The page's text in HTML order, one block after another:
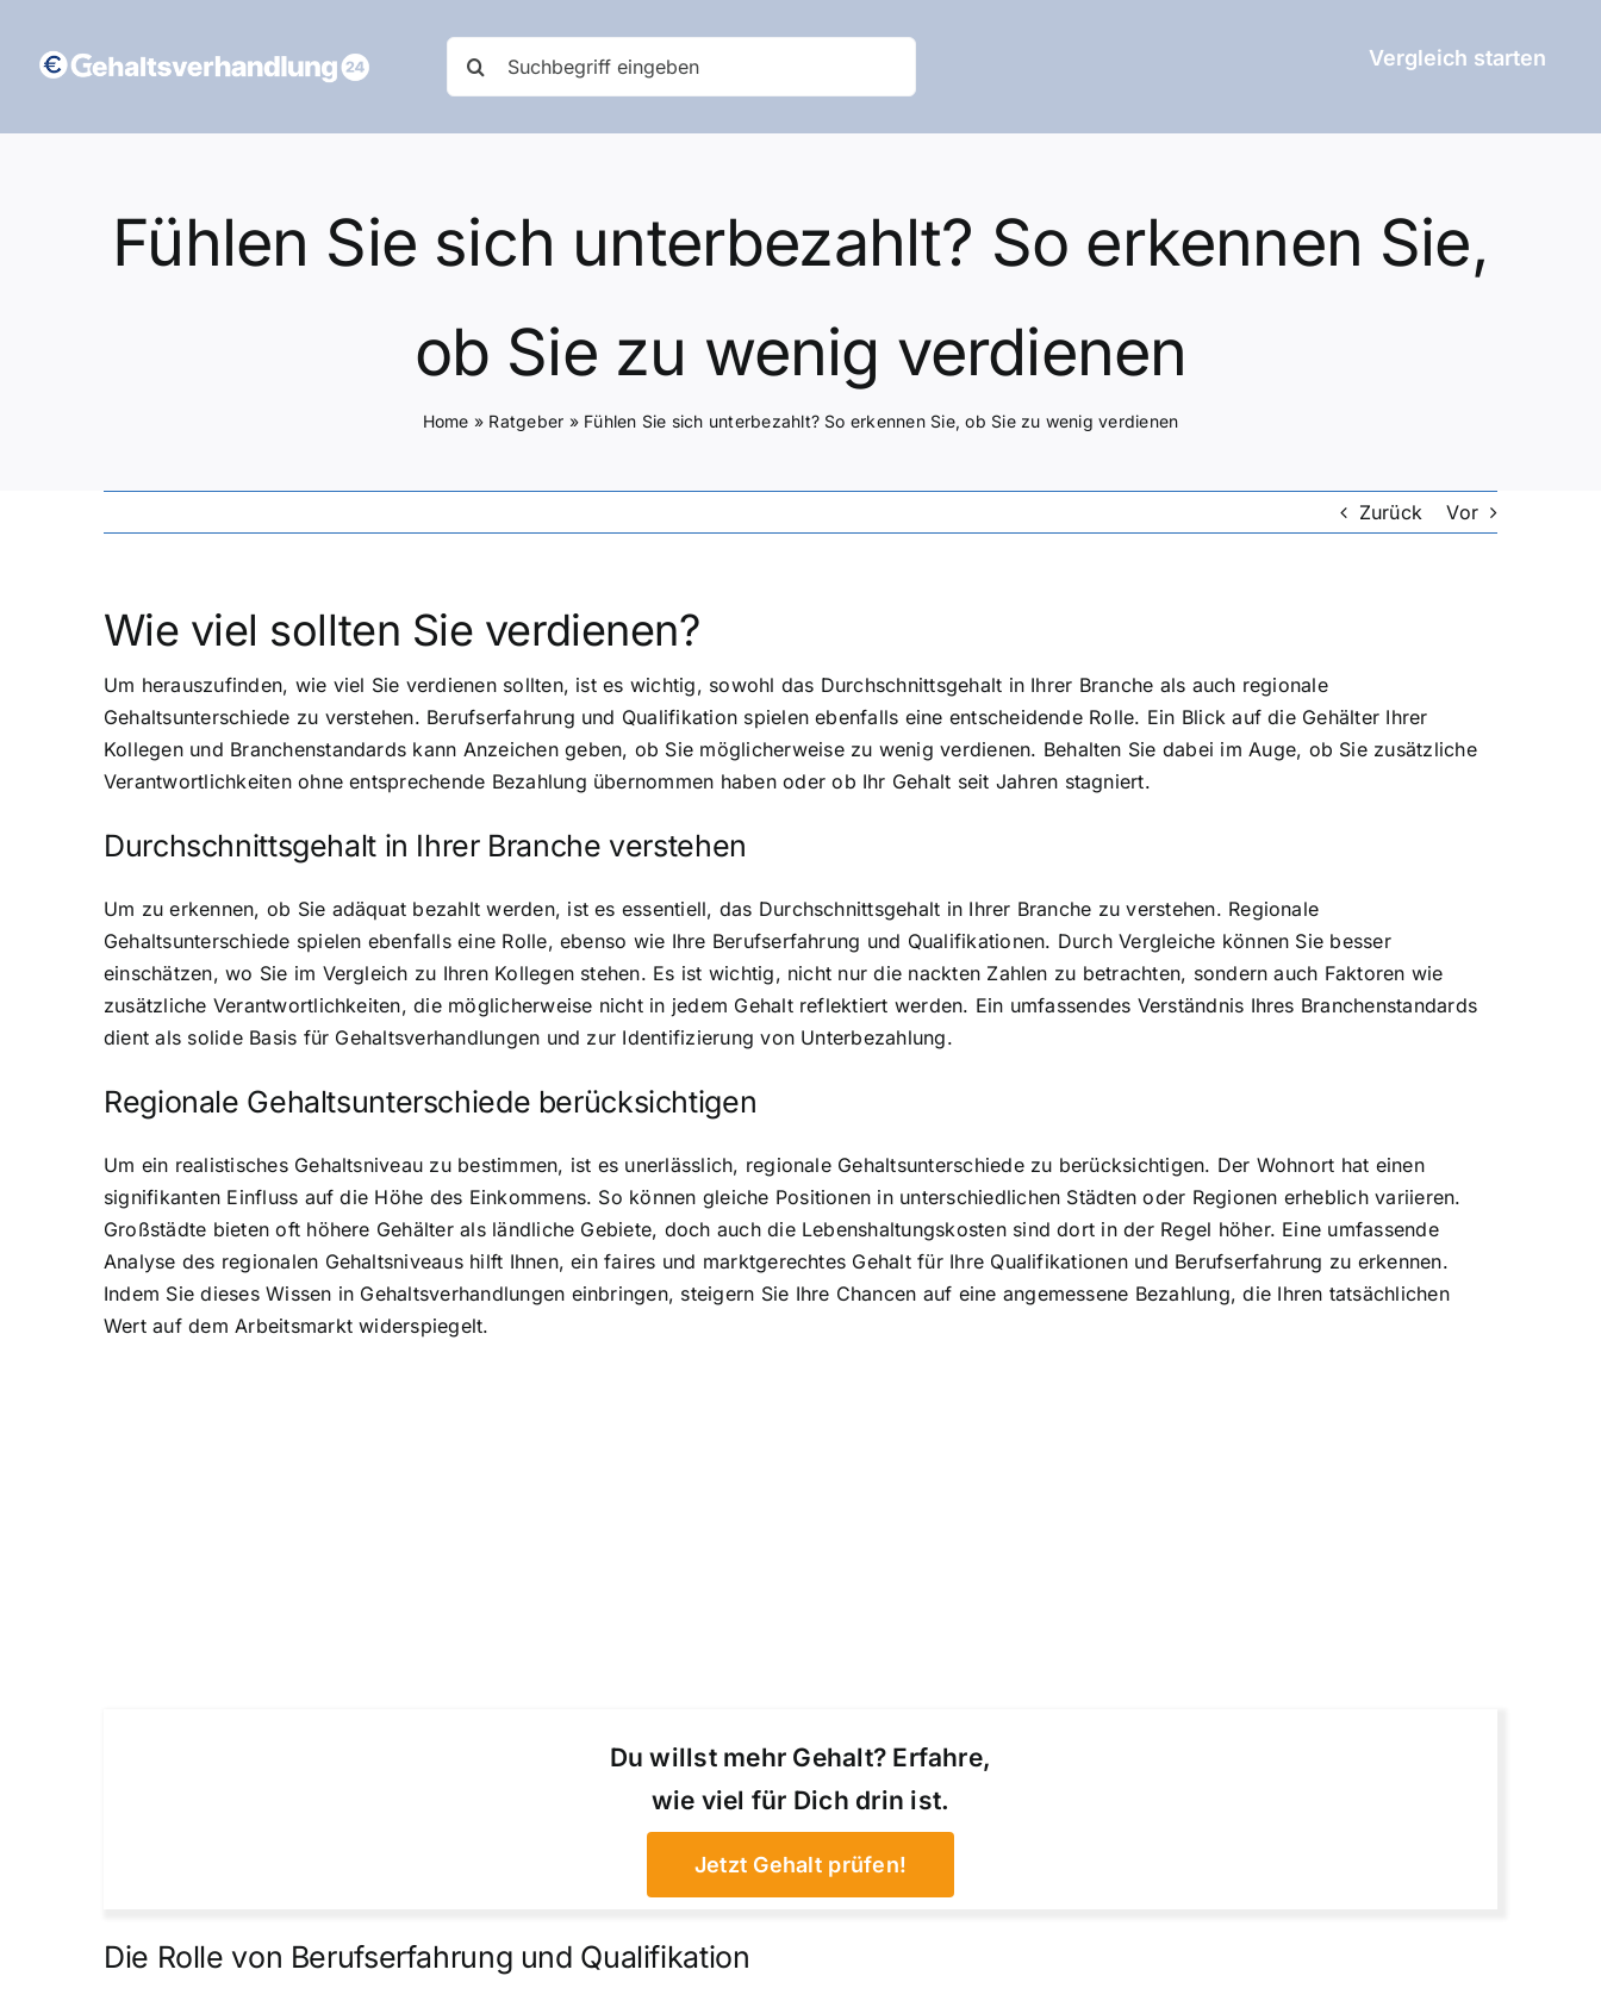
Inhalt
springen
nach:
Vergleich starten
Fühlen Sie sich unterbezahlt? So erkennen Sie,
ob Sie zu wenig verdienen
Home » Ratgeber » Fühlen Sie sich unterbezahlt? So erkennen Sie, ob Sie zu wenig verdienen
Zurück Vor
Wie viel sollten Sie verdienen?
Um herauszufinden, wie viel Sie verdienen sollten, ist es wichtig, sowohl das Durchschnittsgehalt in Ihrer Branche als auch regionale
Gehaltsunterschiede zu verstehen. Berufserfahrung und Qualifikation spielen ebenfalls eine entscheidende Rolle. Ein Blick auf die Gehälter Ihrer
Kollegen und Branchenstandards kann Anzeichen geben, ob Sie möglicherweise zu wenig verdienen. Behalten Sie dabei im Auge, ob Sie zusätzliche
Verantwortlichkeiten ohne entsprechende Bezahlung übernommen haben oder ob Ihr Gehalt seit Jahren stagniert.
Durchschnittsgehalt in Ihrer Branche verstehen
Um zu erkennen, ob Sie adäquat bezahlt werden, ist es essentiell, das Durchschnittsgehalt in Ihrer Branche zu verstehen. Regionale
Gehaltsunterschiede spielen ebenfalls eine Rolle, ebenso wie Ihre Berufserfahrung und Qualifikationen. Durch Vergleiche können Sie besser
einschätzen, wo Sie im Vergleich zu Ihren Kollegen stehen. Es ist wichtig, nicht nur die nackten Zahlen zu betrachten, sondern auch Faktoren wie
zusätzliche Verantwortlichkeiten, die möglicherweise nicht in jedem Gehalt reflektiert werden. Ein umfassendes Verständnis Ihres Branchenstandards
dient als solide Basis für Gehaltsverhandlungen und zur Identifizierung von Unterbezahlung.
Regionale Gehaltsunterschiede berücksichtigen
Um ein realistisches Gehaltsniveau zu bestimmen, ist es unerlässlich, regionale Gehaltsunterschiede zu berücksichtigen. Der Wohnort hat einen
signifikanten Einfluss auf die Höhe des Einkommens. So können gleiche Positionen in unterschiedlichen Städten oder Regionen erheblich variieren.
Großstädte bieten oft höhere Gehälter als ländliche Gebiete, doch auch die Lebenshaltungskosten sind dort in der Regel höher. Eine umfassende
Analyse des regionalen Gehaltsniveaus hilft Ihnen, ein faires und marktgerechtes Gehalt für Ihre Qualifikationen und Berufserfahrung zu erkennen.
Indem Sie dieses Wissen in Gehaltsverhandlungen einbringen, steigern Sie Ihre Chancen auf eine angemessene Bezahlung, die Ihren tatsächlichen
Wert auf dem Arbeitsmarkt widerspiegelt.
Du willst mehr Gehalt? Erfahre,
wie viel für Dich drin ist.
Jetzt Gehalt prüfen!
Die Rolle von Berufserfahrung und Qualifikation